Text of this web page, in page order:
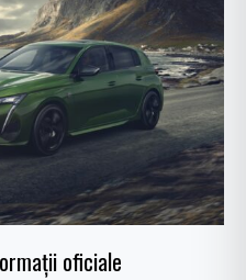
oficiale